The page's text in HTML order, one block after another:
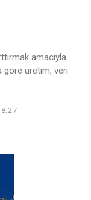
amacıyla
göre üretim, veri